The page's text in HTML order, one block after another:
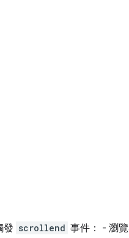
發 scrollend 事件： - 瀏